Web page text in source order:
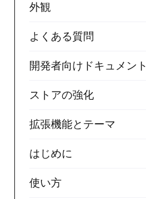
外観
よくある質問
開発者向けドキュメント
ストアの強化
拡張機能とテーマ
はじめに
使い方